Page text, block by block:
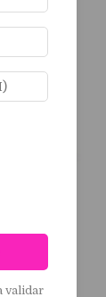
validar